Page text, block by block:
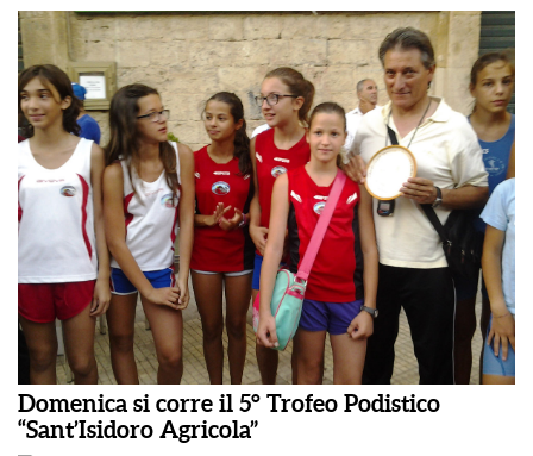
Domenica si corre il 5° Trofeo Podistico
“Sant’Isidoro Agricola”